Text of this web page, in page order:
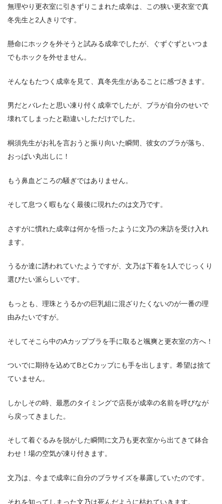
無理やり更衣室に引きずりこまれた成幸は、この狭い更衣室で真
冬先生と2人きりです。
懸命にホックを外そうと試みる成幸でしたが、ぐずぐずといつま
でもホックを外せません。
そんなもたつく成幸を見て、真冬先生があることに感づきます。
男だとバレたと思い凍り付く成幸でしたが、ブラが自分のせいで
壊れてしまったと勘違いしただけでした。
桐須先生がお礼を言おうと振り向いた瞬間、彼女のブラが落ち、
おっぱい丸出しに！
もう鼻血どころの騒ぎではありません。
そして息つく暇もなく最後に現れたのは文乃です。
さすがに慣れた成幸は何かを悟ったように文乃の来訪を受け入れ
ます。
うるか達に誘われていたようですが、文乃は下着を1人でじっくり
選びたい派らしいです。
もっとも、理珠とうるかの巨乳組に混ざりたくないのが一番の理
由みたいですが。
そしてそこら中のAカップブラを手に取ると颯爽と更衣室の方へ！
ついでに期待を込めてBとCカップにも手を出します。希望は捨て
ていません。
しかしその時、最悪のタイミングで店長が成幸の名前を呼びなが
ら戻ってきました。
そして着ぐるみを脱がした瞬間に文乃も更衣室から出てきて鉢合
わせ！場の空気が凍り付きます。
文乃は、今まで成幸に自分のブラサイズを暴露していたのです。
それを知ってしまった文乃は死んだように枯れていきます。